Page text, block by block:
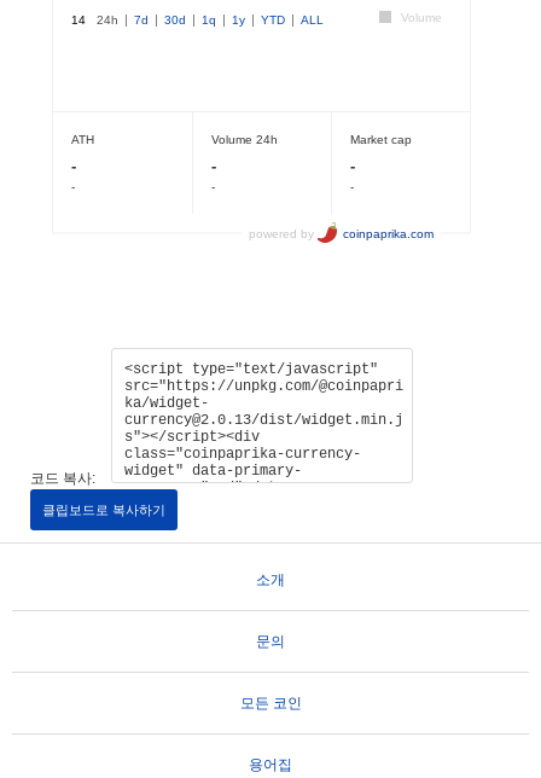
코드 복사:
클립보드로 복사하기
소개
문의
모든 코인
용어집